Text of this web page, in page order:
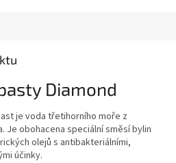
Diamond
je voda třetihorního moře z
Je obohacena speciální směsí bylin
olejů s antibakteriálními,
účinky.